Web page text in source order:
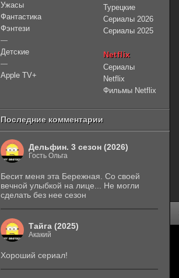
Ужасы
Фантастика
Фэнтези
—
Детские
—
Apple TV+
Турецкие
Сериалы 2026
Сериалы 2025
Netflix
Сериалы
Netflix
Фильмы Netflix
Последние комментарии
Дельфин. 3 сезон (2026)
Гость Ольга
Бесит меня эта Бережная. Со своей
вечной улыбкой на лице... Не могли
сделать без нее сезон
Тайга (2025)
Акакий
Хороший сериал!